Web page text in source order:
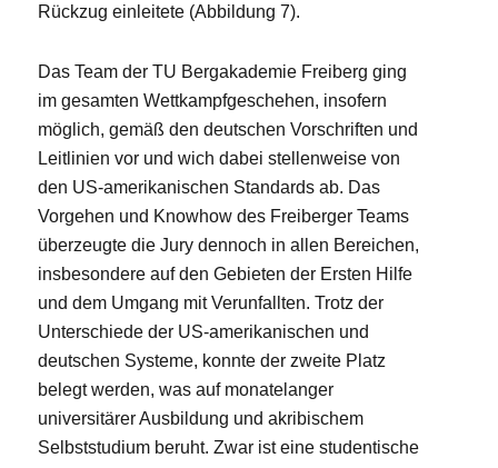
Rückzug einleitete (Abbildung 7).
Das Team der TU Bergakademie Freiberg ging
im gesamten Wettkampfgeschehen, insofern
möglich, gemäß den deutschen Vorschriften und
Leitlinien vor und wich dabei stellenweise von
den US-amerikanischen Standards ab. Das
Vorgehen und Knowhow des Freiberger Teams
überzeugte die Jury dennoch in allen Bereichen,
insbesondere auf den Gebieten der Ersten Hilfe
und dem Umgang mit Verunfallten. Trotz der
Unterschiede der US-amerikanischen und
deutschen Systeme, konnte der zweite Platz
belegt werden, was auf monatelanger
universitärer Ausbildung und akribischem
Selbststudium beruht. Zwar ist eine studentische